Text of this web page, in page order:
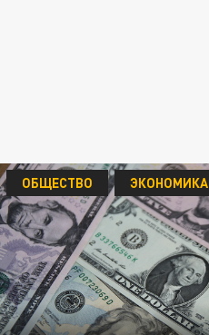
ОБЩЕСТВО ЭКОНОМИКА